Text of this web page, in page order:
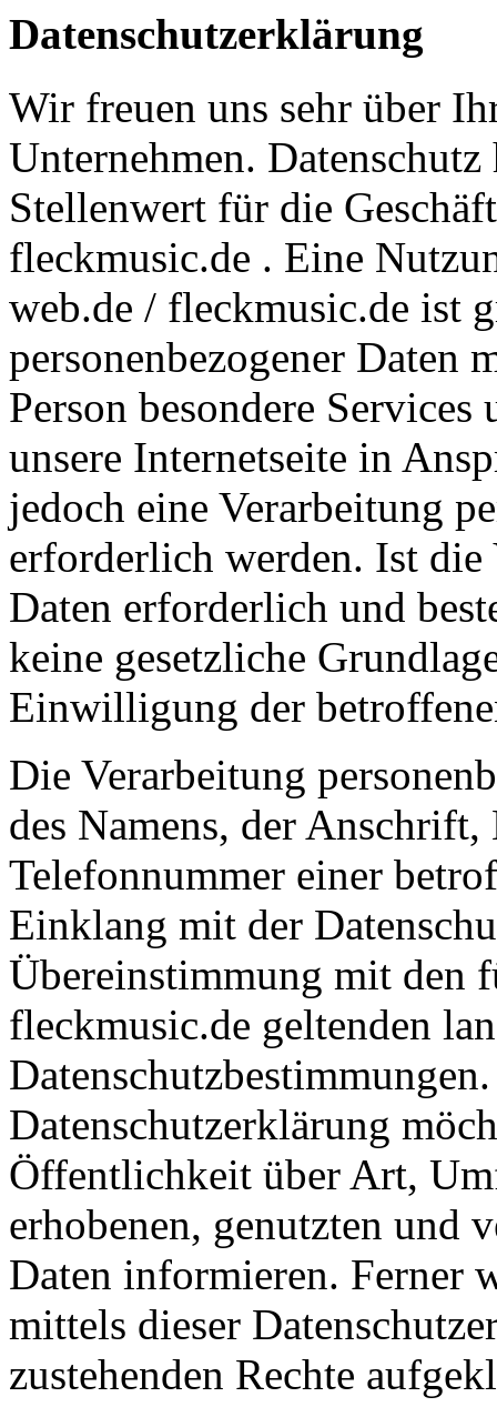
Datenschutzerklärung
Wir freuen uns sehr über
Unternehmen.
Stellenwert für die
fleckmusic.de . Eine
web.de / fleckmusic.de ist
personenbezogener Daten
Person besondere Services
unsere Internetseite in
jedoch eine Verarbeitung
erforderlich werden. Ist die
Daten erforderlich und
keine gesetzliche
Einwilligung der
Die Verarbeitung
des Namens, der
Telefonnummer einer
Einklang mit der
Übereinstimmung mit den
fleckmusic.de geltenden
Datenschutzerklärung
Öffentlichkeit über Art,
erhobenen, genutzten und
Daten informieren. Ferner
mittels dieser
zustehenden Rechte